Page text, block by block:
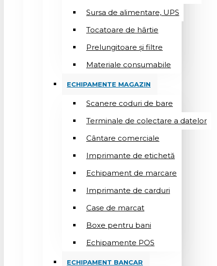
Sursa de alimentare, UPS
Tocatoare de hârtie
Prelungitoare și filtre
Materiale consumabile
ECHIPAMENTE MAGAZIN
Scanere coduri de bare
Terminale de colectare a datelor
Cântare comerciale
Imprimante de etichetă
Echipament de marcare
Imprimante de carduri
Case de marcat
Boxe pentru bani
Echipamente POS
ECHIPAMENT BANCAR